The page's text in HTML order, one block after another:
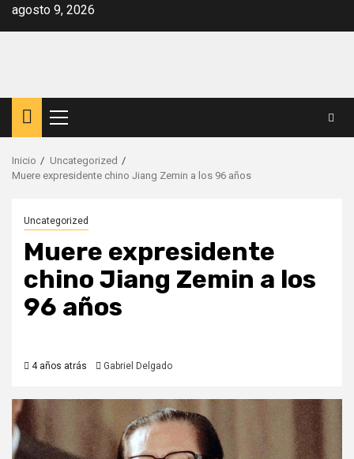
Saltar
agosto 9, 2026
Menú
principal
Inicio
Uncategorized
Muere expresidente chino Jiang Zemin a los 96 años
Uncategorized
Muere expresidente
chino Jiang Zemin a los
96 años
4 años atrás Gabriel Delgado